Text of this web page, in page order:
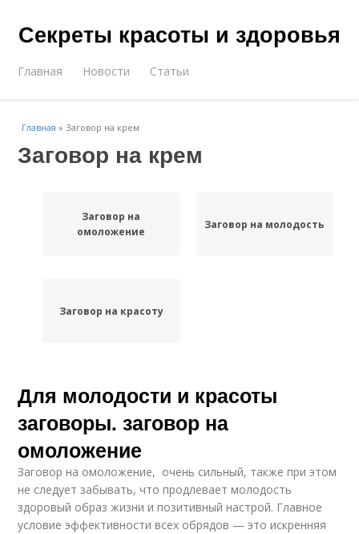
Секреты красоты и здоровья
Главная Новости Статьи
Главная »Заговор на крем
Заговор на крем
Заговор на
омоложение
Заговор на молодость
Заговор на красоту
Для молодости и красоты
заговоры. заговор на
омоложение
Заговор на омоложение, очень сильный, также при этом
не следует забывать, что продлевает молодость
здоровый образ жизни и позитивный настрой. Главное
условие эффективности всех обрядов — это искренняя